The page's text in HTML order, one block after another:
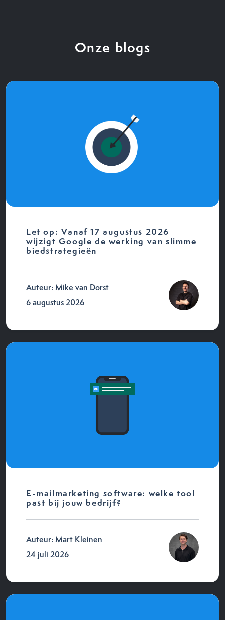
Onze blogs
Let op: Vanaf 17 augustus 2026
wijzigt Google de werking van slimme
biedstrategieën
Auteur: Mike van Dorst
6 augustus 2026
E-mailmarketing software: welke tool
past bij jouw bedrijf?
Auteur: Mart Kleinen
24 juli 2026